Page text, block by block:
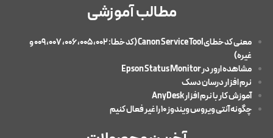
مطالب آموزشی
معنی کد خطایCanon Service Tool (کد خطا: 002، 005، 006، 007، 009 و
غیره)
مشاهده ارور در Epson Status Monitor
نرم افزار درسان دسک
آموزش کار با نرم افزار AnyDesk
چگونه آنتی ویروس ویندوز 10 را غیر فعال کنیم